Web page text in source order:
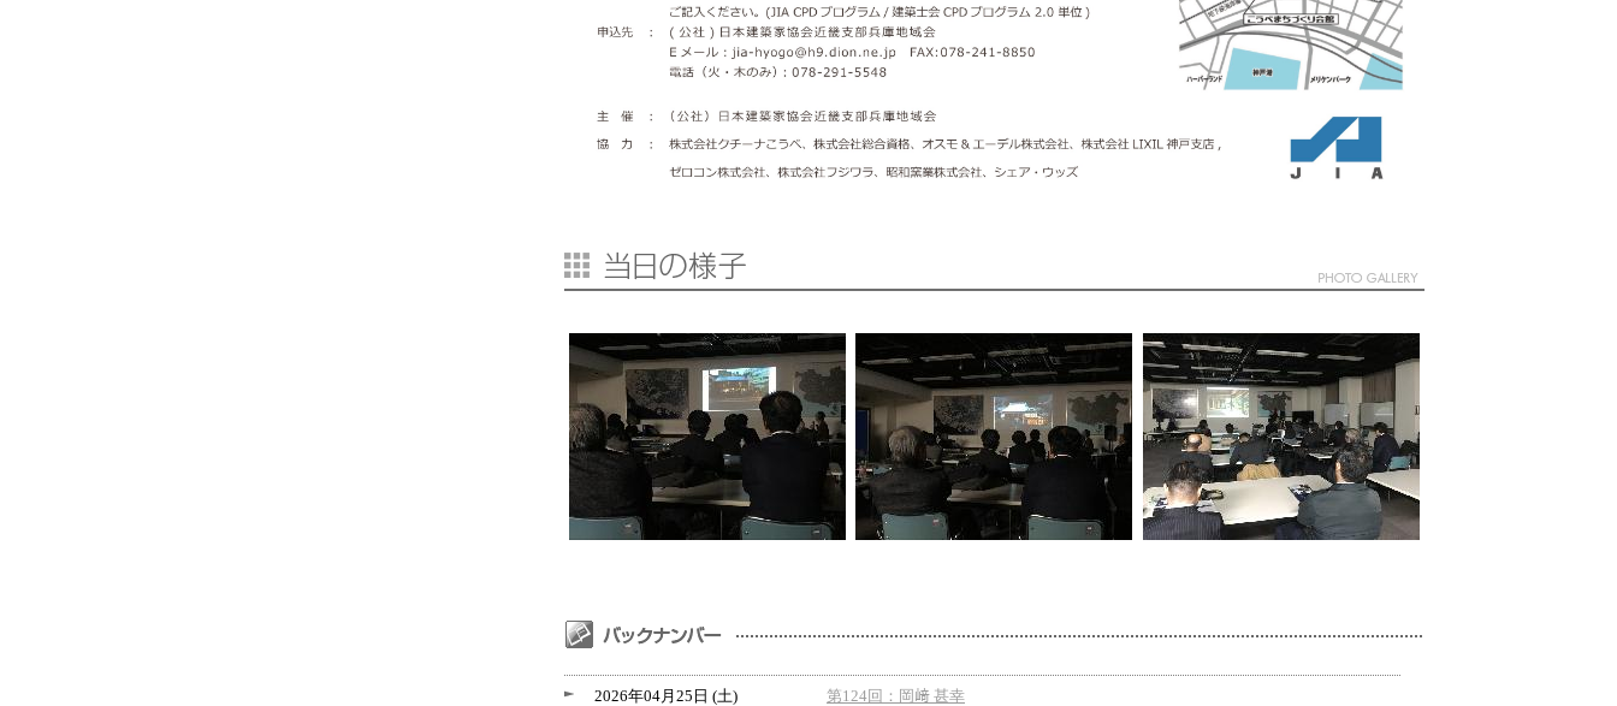
2026年04月25日 (土) 第124回：岡﨑 甚幸